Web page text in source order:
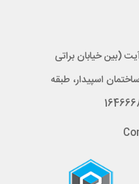
(بین خیابان براتی
قاسم زاده)، پلاک ۳۵۰، ساختمان اسپیدار، طبقه